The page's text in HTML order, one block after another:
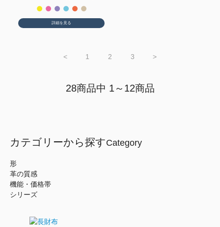
詳細を見る
< 1 2 3 >
28商品中 1～12商品
カテゴリーから探すCategory
形
革の質感
機能・価格帯
シリーズ